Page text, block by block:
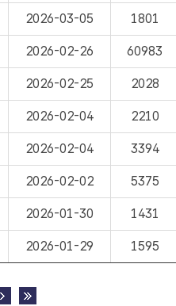
2026-03-05 1801
2026-02-26 60983
2026-02-25 2028
2026-02-04 2210
2026-02-04 3394
2026-02-02 5375
2026-01-30 1431
2026-01-29 1595